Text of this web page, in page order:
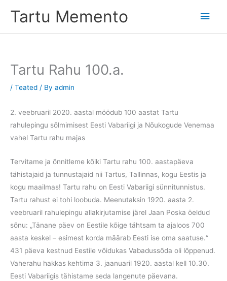
Tartu Memento
Main
Tartu Rahu 100.a.
/ Teated / By admin
2. veebruaril 2020. aastal möödub 100 aastat Tartu
rahulepingu sõlmimisest Eesti Vabariigi ja Nõukogude Venemaa
vahel Tartu rahu majas
Tervitame ja õnnitleme kõiki Tartu rahu 100. aastapäeva
tähistajaid ja tunnustajaid nii Tartus, Tallinnas, kogu Eestis ja
kogu maailmas! Tartu rahu on Eesti Vabariigi sünnitunnistus.
Tartu rahust ei tohi loobuda. Meenutaksin 1920. aasta 2.
veebruaril rahulepingu allakirjutamise järel Jaan Poska öeldud
sõnu: „Tänane päev on Eestile kõige tähtsam ta ajaloos 700
aasta keskel – esimest korda määrab Eesti ise oma saatuse.“
431 päeva kestnud Eestile võidukas Vabadussõda oli lõppenud.
Vaherahu hakkas kehtima 3. jaanuaril 1920. aastal kell 10.30.
Eesti Vabariigis tähistame seda langenute päevana.